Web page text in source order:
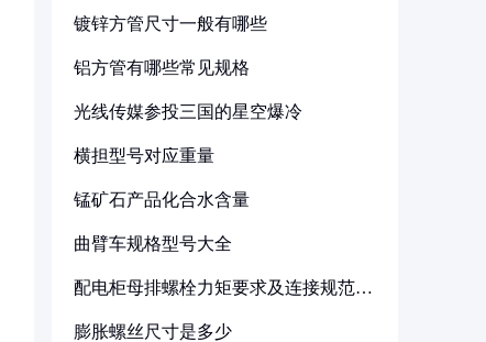
镀锌方管尺寸一般有哪些
铝方管有哪些常见规格
光线传媒参投三国的星空爆冷
横担型号对应重量
锰矿石产品化合水含量
曲臂车规格型号大全
配电柜母排螺栓力矩要求及连接规范详
膨胀螺丝尺寸是多少